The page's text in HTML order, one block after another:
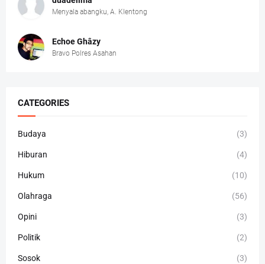
Menyala abangku, A. Klentong
Echoe Ghâzy
Bravo Polres Asahan
CATEGORIES
Budaya (3)
Hiburan (4)
Hukum (10)
Olahraga (56)
Opini (3)
Politik (2)
Sosok (3)